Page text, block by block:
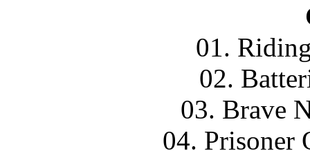
01.
02.
03. Brave
04. Prisoner